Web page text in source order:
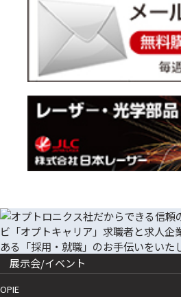
展示会/イベント
OPIE